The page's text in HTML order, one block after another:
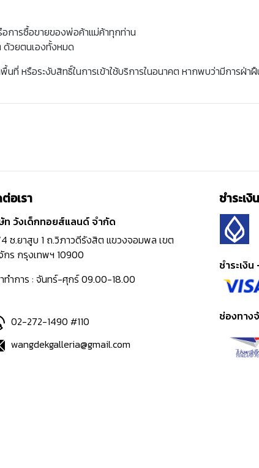
การซื้อขายของพ่อค้าแม่ค้าทุกท่าน
ด้วยตนเองทั้งหมด
ที่ หรือระงับสิทธิ์ในการเข้าใช้บริการในอนาคต หากพบว่ามีการฝ่
อเรา
ท วังเด็กทอยส์แลนด์ จำกัด
ซ.ยาสูบ 1 ถ.วิภาวดีรังสิต แขวงจอมพล เขต
ร กรุงเทพฯ 10900
ทำการ : จันทร์-ศุกร์ 09.00-18.00
02-272-1490 #110
wangdekgalleria@gmail.com
ชำระเ
ชำระเงิ
ช่องทาง